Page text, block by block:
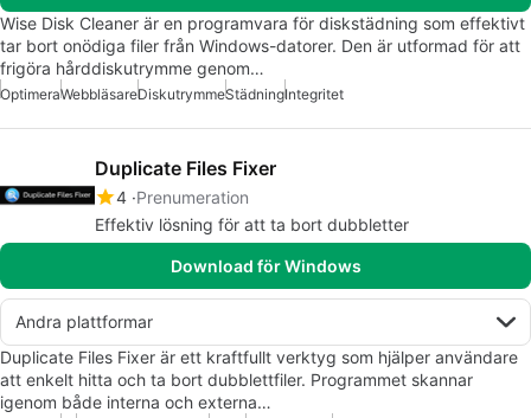
Wise Disk Cleaner är en programvara för diskstädning som effektivt
tar bort onödiga filer från Windows-datorer. Den är utformad för att
frigöra hårddiskutrymme genom…
OptimeraWebbläsareDiskutrymmeStädningIntegritet
Duplicate Files Fixer
4 Prenumeration
Effektiv lösning för att ta bort dubbletter
Download för Windows
Andra plattformar
Duplicate Files Fixer är ett kraftfullt verktyg som hjälper användare
att enkelt hitta och ta bort dubblettfiler. Programmet skannar
igenom både interna och externa…